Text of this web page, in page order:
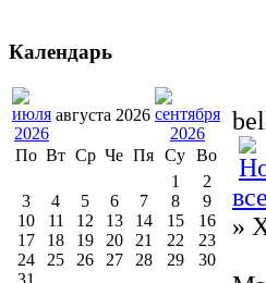
»
Календарь
августа 2026
По Вт Ср Че Пя Су Во
1
2
3
4 5 6 7 8
9
10
11 12 13 14 15
16
17
18 19 20 21 22
23
24
25 26 27 28 29
30